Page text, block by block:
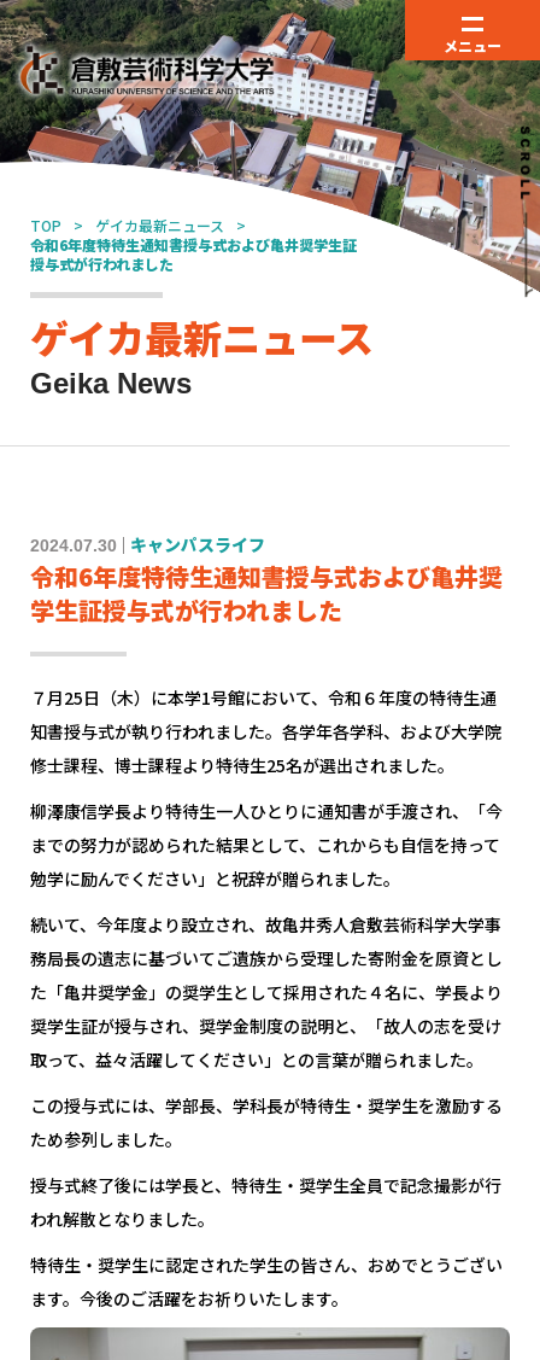
メニュー
TOP
ゲイカ最新ニュース
令和6年度特待生通知書授与式および亀井奨学生証
授与式が行われました
ゲイカ最新ニュース
Geika News
2024.07.30 キャンパスライフ
令和6年度特待生通知書授与式および亀井奨
学生証授与式が行われました
７月25日（木）に本学1号館において、令和６年度の特待生通
知書授与式が執り行われました。各学年各学科、および大学院
修士課程、博士課程より特待生25名が選出されました。
柳澤康信学長より特待生一人ひとりに通知書が手渡され、「今
までの努力が認められた結果として、これからも自信を持って
勉学に励んでください」と祝辞が贈られました。
続いて、今年度より設立され、故亀井秀人倉敷芸術科学大学事
務局長の遺志に基づいてご遺族から受理した寄附金を原資とし
た「亀井奨学金」の奨学生として採用された４名に、学長より
奨学生証が授与され、奨学金制度の説明と、「故人の志を受け
取って、益々活躍してください」との言葉が贈られました。
この授与式には、学部長、学科長が特待生・奨学生を激励する
ため参列しました。
授与式終了後には学長と、特待生・奨学生全員で記念撮影が行
われ解散となりました。
特待生・奨学生に認定された学生の皆さん、おめでとうござい
ます。今後のご活躍をお祈りいたします。